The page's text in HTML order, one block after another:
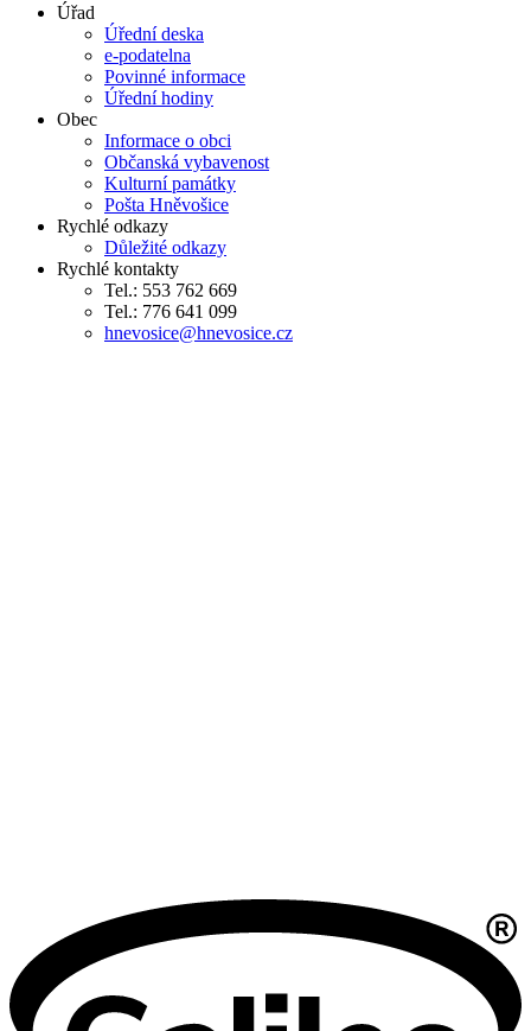
Úřad
Úřední deska
e-podatelna
Povinné informace
Úřední hodiny
Obec
Informace o obci
Občanská vybavenost
Kulturní památky
Pošta Hněvošice
Rychlé odkazy
Důležité odkazy
Rychlé kontakty
Tel.: 553 762 669
Tel.: 776 641 099
hnevosice@hnevosice.cz